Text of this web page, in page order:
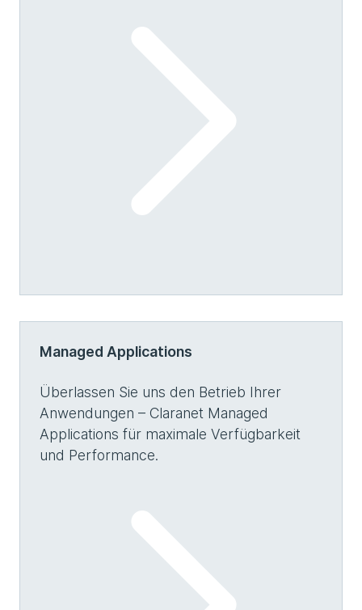
Managed Applications
Überlassen Sie uns den Betrieb Ihrer
Anwendungen – Claranet Managed
Applications für maximale Verfügbarkeit
und Performance.